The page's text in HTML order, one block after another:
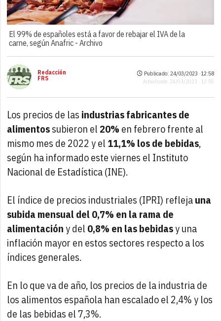
El 99% de españoles está a favor de rebajar el IVA de la
carne, según Anafric -Archivo
Redacción
FRS
Publicado: 24/03/2023 ·12:58
Actualizado: 24/03/2023 · 12:58
Los precios de las industrias fabricantes de
alimentossubieron el20% en febrero frente al
mismo mes de 2022 y el 11,1% los de bebidas,
según ha informado este viernes el Instituto
Nacional de Estadística (INE).
El índice de precios industriales (IPRI) reflejauna
subida mensual del 0,7% en la rama de
alimentacióny del 0,8% en las bebidasy una
inflación mayor en estos sectores respecto a los
índices generales.
En lo que va de año, los precios de la industria de
los alimentos española han escalado el 2,4% y los
de las bebidas el 7,3%.